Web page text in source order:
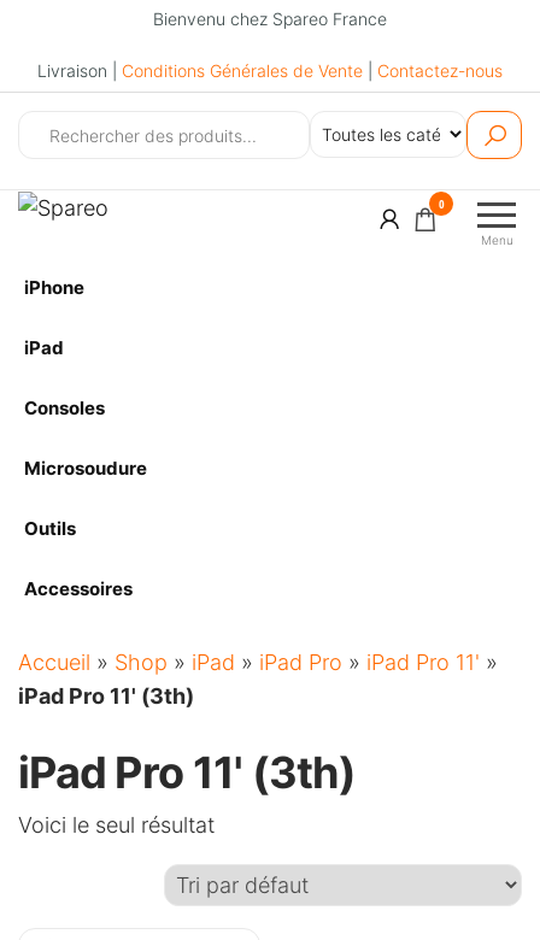
Bienvenu chez Spareo France
Livraison | Conditions Générales de Vente Contactez-nous
Menu
0
iPhone
iPad
Consoles
Microsoudure
Outils
Accessoires
Accueil » Shop » iPad » iPad Pro » iPad Pro 11' »
iPad Pro 11' (3th)
iPad Pro 11' (3th)
Voici le seul résultat